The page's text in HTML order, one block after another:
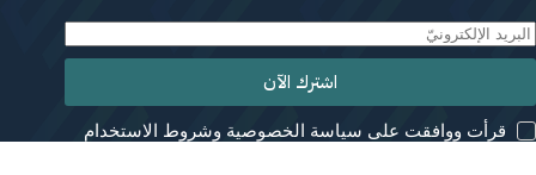
اشترك الآن
قرأت ووافقت على سياسة الخصوصية وشروط الاستخدام